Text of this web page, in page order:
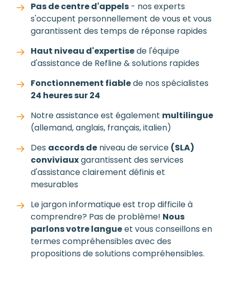
Pas de centre d'appels - nos experts
s'occupent personnellement de vous et vous
garantissent des temps de réponse rapides
Haut niveau d'expertisede l'équipe
d'assistance de Refline & solutions rapides
Fonctionnement fiablede nos spécialistes
24 heures sur 24
Notre assistance est également multilingue
(allemand, anglais, français, italien)
Des accords de niveau de service (SLA)
conviviauxgarantissent des services
d'assistance clairement définis et
mesurables
Le jargon informatique est trop difficile à
comprendre? Pas de problème! Nous
parlons votre langueet vous conseillons en
termes compréhensibles avec des
propositions de solutions compréhensibles.